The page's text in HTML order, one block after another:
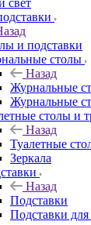
свет
и подставки
столы
Назад
Журнальные
Журнальные
столы и
Назад
Туалетные
Зеркала
Назад
Подставки
Подставки для